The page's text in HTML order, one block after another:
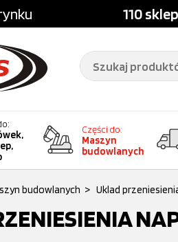
110
Części do:
Maszyn
budowlanych
budowlanych > Uklad